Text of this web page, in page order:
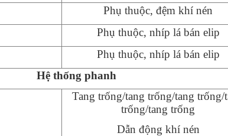
Phụ thuộc,đệm khí nén
Phụ thuộc, nhíp lá bán elip
Phụ thuộc, nhíp lá bán elip
Hệ thống phanh
Tang trống/tang trống/tang trống/
trống/tang trống
Dẫn động khí nén